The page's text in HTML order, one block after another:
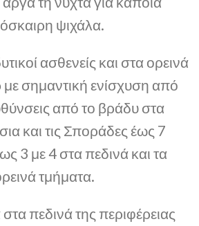
ψιχάλα.
ασθενείς και στα ορεινά
σημαντική ενίσχυση από
από το βράδυ στα
και τις Σποράδες έως 7
3 με 4 στα πεδινά και τα
τμήματα.
πεδινά της περιφέρειας